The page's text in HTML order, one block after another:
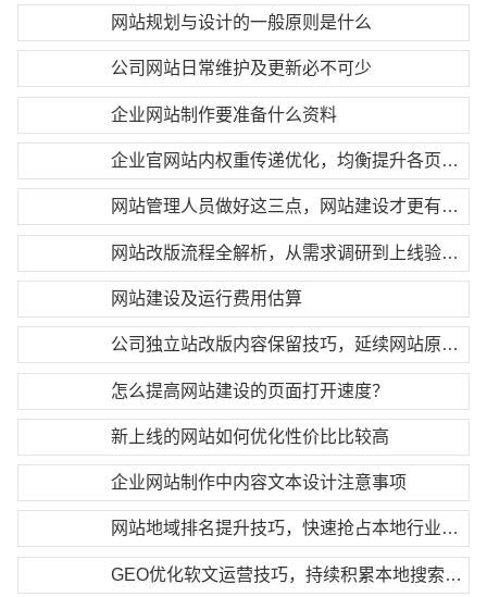
网站规划与设计的一般原则是什么
公司网站日常维护及更新必不可少
企业网站制作要准备什么资料
企业官网站内权重传递优化，均衡提升各页面排名
网站管理人员做好这三点，网站建设才更有效果
网站改版流程全解析，从需求调研到上线验收完整步骤
网站建设及运行费用估算
公司独立站改版内容保留技巧，延续网站原有权重
怎么提高网站建设的页面打开速度？
新上线的网站如何优化性价比比较高
企业网站制作中内容文本设计注意事项
网站地域排名提升技巧，快速抢占本地行业搜索首页
GEO优化软文运营技巧，持续积累本地搜索权重